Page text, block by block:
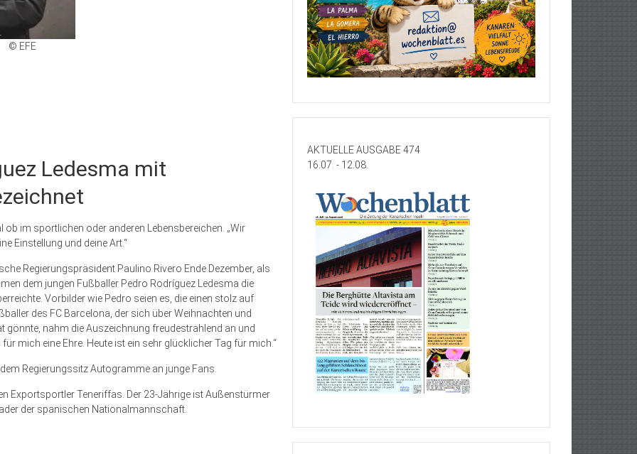
© EFE
Ledesma mit
im sportlichen oder anderen Lebensbereichen. „Wir
Einstellung und deine Art.“
Regierungspräsident Paulino Rivero Ende Dezember, als
dem jungen Fußballer Pedro Rodríguez Ledesma die
Vorbilder wie Pedro seien es, die einen stolz auf
des FC Barcelona, der sich über Weihnachten und
gönnte, nahm die Auszeichnung freudestrahlend an und
mich eine Ehre. Heute ist ein sehr glücklicher Tag für mich.“
Regierungssitz Autogramme an junge Fans.
Exportsportler Teneriffas. Der 23-Jährige ist Außenstürmer
der spanischen Nationalmannschaft.
AKTUELLE AUSGABE 474
16.07. - 12.08.